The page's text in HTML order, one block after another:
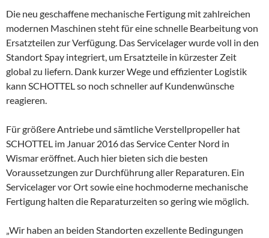
Die neu geschaffene mechanische Fertigung mit zahlreichen
modernen Maschinen steht für eine schnelle Bearbeitung von
Ersatzteilen zur Verfügung. Das Servicelager wurde voll in den
Standort Spay integriert, um Ersatzteile in kürzester Zeit
global zu liefern. Dank kurzer Wege und effizienter Logistik
kann SCHOTTEL so noch schneller auf Kundenwünsche
reagieren.
Für größere Antriebe und sämtliche Verstellpropeller hat
SCHOTTEL im Januar 2016 das Service Center Nord in
Wismar eröffnet. Auch hier bieten sich die besten
Voraussetzungen zur Durchführung aller Reparaturen. Ein
Servicelager vor Ort sowie eine hochmoderne mechanische
Fertigung halten die Reparaturzeiten so gering wie möglich.
„Wir haben an beiden Standorten exzellente Bedingungen